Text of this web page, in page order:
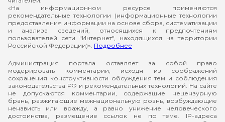
«На информационном ресурсе применяются
рекомендательные технологии (информационные технологии
предоставления информации на основе сбора, систематизации
и анализа сведений, относящихся к предпочтениям
пользователей сети "Интернет", находящихся на территории
Российской Федерации)». Подробнее
Администрация портала оставляет за собой право
модерировать комментарии, исходя из соображений
сохранения конструктивности обсуждения тем и соблюдения
законодательства РФ и рекомендательных технологий. На сайте
не допускаются комментарии, содержащие нецензурную
брань, разжигающие межнациональную рознь, возбуждающие
ненависть или вражду, а равно унижение человеческого
достоинства, размещение ссылок не по теме. IP-адреса